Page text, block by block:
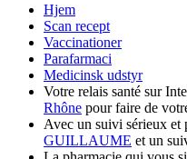
Hjem
Scan recept
Vaccinationer
Parafarmaci
Medicinsk udstyr
Votre relais santé sur
Rhône pour faire de
Avec un suivi sérieux et
GUILLAUME et un